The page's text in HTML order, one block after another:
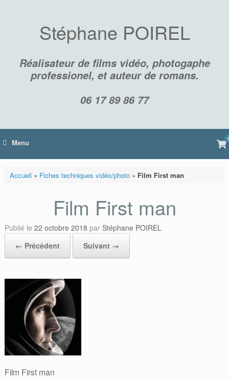
Stéphane POIREL
Réalisateur de films vidéo, photogaphe
professionel, et auteur de romans.
06 17 89 86 77
Menu 0
Accueil » Fiches techniques vidéo/photo» Film First man
Film First man
Publié le 22 octobre 2018 par Stéphane POIREL
← Précédent
Suivant →
Film First man